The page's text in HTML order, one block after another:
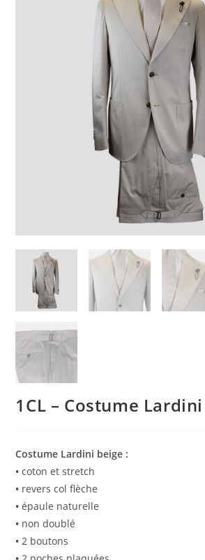
1CL – Costume
Costume Lardini beige :
• coton et stretch
• revers col flèche
• épaule naturelle
• non doublé
• 2 boutons